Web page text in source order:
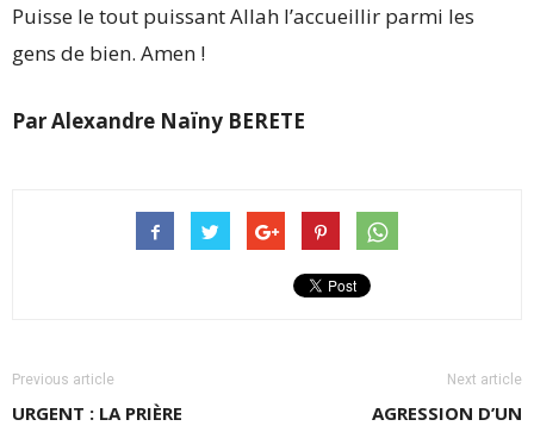
Puisse le tout puissant Allah l’accueillir parmi les
gens de bien. Amen !
Par Alexandre Naïny BERETE
Previous article
URGENT : LA PRIÈRE
Next article
AGRESSION D’UN